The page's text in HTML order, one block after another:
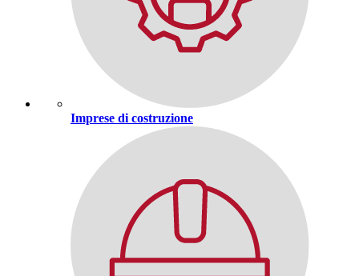
Imprese di costruzione